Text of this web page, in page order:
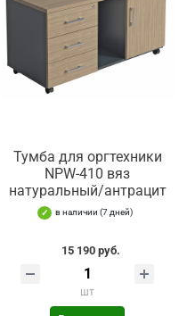
Тумба для оргтехники
NPW-410 вяз
натуральный/антрацит
в наличии (7 дней)
15 190 руб.
шт